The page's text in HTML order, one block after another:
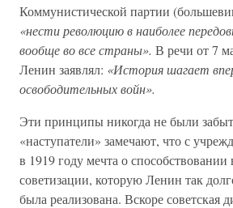
Коммунистической партии
«нести революцию в наиболее
вообще во все страны». В речи от 7
Ленин заявлял: «История шагает
освободительных войн».
Эти принципы никогда не были
«наступатели» замечают, что с
в 1919 году мечта о способствовании
советизации, которую Ленин так
была реализована. Вскоре советская